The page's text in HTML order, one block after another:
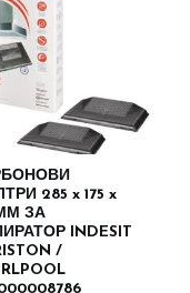
285 x 175 x
ЗА
INDESIT
/